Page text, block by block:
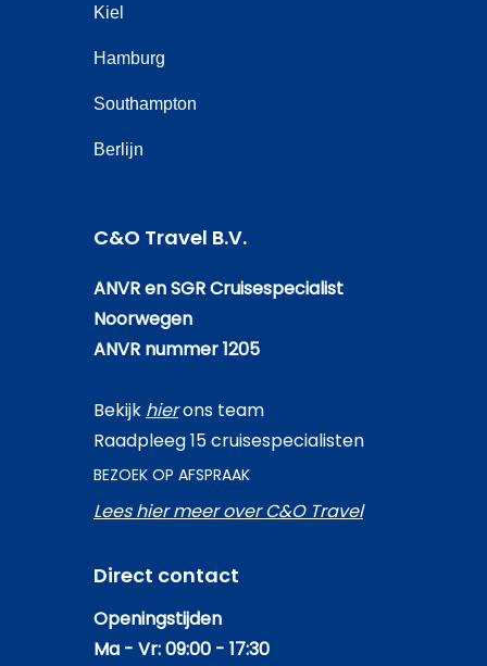
Kiel
Hamburg
Southampton
Berlijn
C&O Travel B.V.
ANVR en SGR Cruisespecialist
Noorwegen
ANVR nummer 1205
Bekijk hierons team
Raadpleeg 15 cruisespecialisten
BEZOEK OP AFSPRAAK
Lees hier meer over C&O Travel
Direct contact
Openingstijden
Ma - Vr: 09:00 - 17:30